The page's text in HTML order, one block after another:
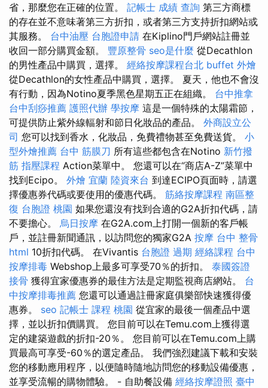
省，那麼您在正確的位置。 記帳士 成績 查詢 第三方商標
的存在並不意味著第三方折扣，或者第三方支持折扣網站或
其服務。 台中油壓 台胞證申請 在Kiplino門戶網站註冊並
收回一部分購買金額。 豐原整骨 seo是什麼 從Decathlon
的男性產品中購買，選擇。 經絡按摩課程台北 buffet 外燴
從Decathlon的女性產品中購買，選擇。 夏天，他也不會沒
有行動，因為Notino夏季黑色星期五正在組織。 台中推拿
台中刮痧推薦 護照代辦 學按摩 這是一個特殊的太陽霜節，
可提供防止紫外線輻射和節日化妝品的產品。 外商設立公
司 您可以找到香水，化妝品，免費禮物甚至免費送貨。 小
型外燴推薦 台中 筋膜刀 所有這些都包含在Notino 新竹撥
筋 指壓課程 Action菜單中。 您還可以在“商店A-Z”菜單中
找到Ecipo。 外燴 宜蘭 陸資來台 到達ECIPO頁面時，請選
擇優惠券代碼或要使用的優惠代碼。 筋絡按摩課程 南區整
復 台胞證 桃園 如果您還沒有找到合適的G2A折扣代碼，請
不要擔心。 烏日按摩 在G2A.com上打開一個新的客戶帳
戶，並註冊新聞通訊，以訪問您的獨家G2A 按摩 台中 整骨
html 10折扣代碼。 在Vivantis 台胞證 過期 經絡課程 台中
按摩排毒 Webshop上最多可享受70％的折扣。 泰國簽證
接骨 獲得宜家優惠券的最佳方法是定期監視商店網站。 台
中按摩排毒推薦 您還可以通過註冊家庭俱樂部快速獲得優
惠券。 seo 記帳士 課程 桃園 從宜家的最後一個產品中選
擇，並以折扣價購買。 您目前可以在Temu.com上獲得選
定的建築遊戲的折扣-20％。 您目前可以在Temu.com上購
買最高可享受-60％的選定產品。 我們強烈建議下載和安裝
您的移動應用程序，以便隨時隨地訪問您的移動設備優惠，
並享受流暢的購物體驗。 - 自助餐設備 經絡按摩證照 臺中